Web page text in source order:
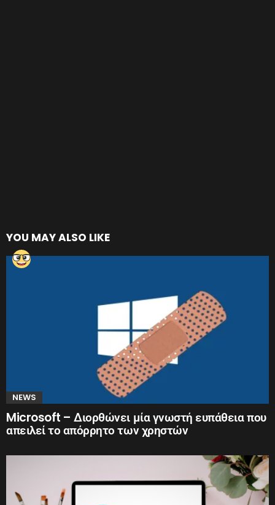
YOU MAY ALSO LIKE
NEWS
Microsoft – Διορθώνει μία γνωστή ευπάθεια που
απειλεί το απόρρητο των χρηστών